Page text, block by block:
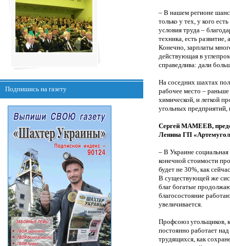
Подпишись на газету
– В нашем регионе шанс
только у тех, у кого
условия труда –
техника, есть развитие,
Конечно, зарплаты
действующая в
справедлива: дали
На соседних шахтах
рабочее место –
химической, и легкой
угольных предприятий,
Сергей МАМЕЕВ,
Ленина ГП
– В Украине социальная
конечной стоимости
будет не 30%, как
В существующей же
благ богатые
благосостояние
увеличивается.
Профсоюз угольщиков,
постоянно работает
трудящихся, как